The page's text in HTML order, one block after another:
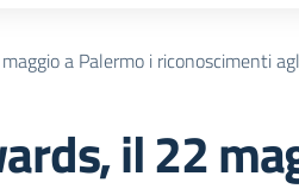
a Palermo i riconoscimenti
il 22